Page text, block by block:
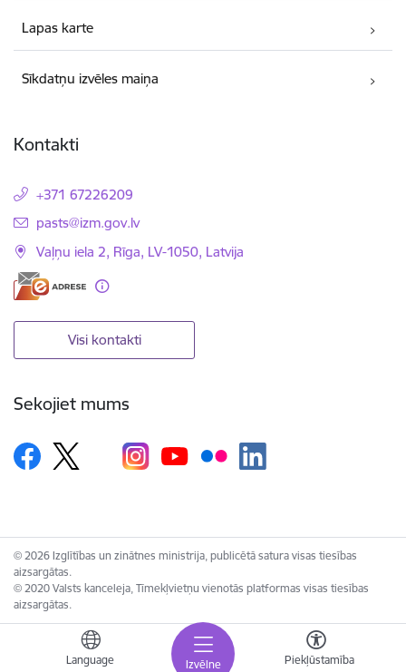
Izvēlne
Language Piekļūstamība
Lapas karte
Sīkdatņu izvēles maiņa
Kontakti
+371 67226209
E-pasts:
pasts@izm.gov.lv
Vaļņu iela 2, Rīga, LV-1050, Latvija
Visi kontakti
Sekojiet mums
© 2026 Izglītības un zinātnes ministrija, publicētā satura visas tiesības
aizsargātas.
© 2020 Valsts kanceleja, Tīmekļvietņu vienotās platformas visas tiesības
aizsargātas.